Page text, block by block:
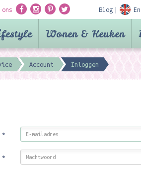
Blog
Wonen & Keuken
Account Inloggen
*
*